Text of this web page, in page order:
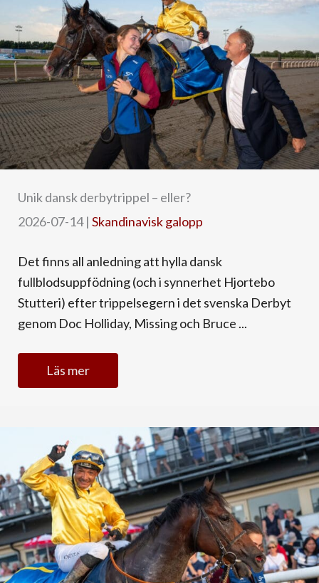
Unik dansk derbytrippel – eller?
2026-07-14| Skandinavisk galopp
Det finns all anledning att hylla dansk
fullblodsuppfödning (och i synnerhet Hjortebo
Stutteri) efter trippelsegern i det svenska Derbyt
genom Doc Holliday, Missing och Bruce ...
Läs mer